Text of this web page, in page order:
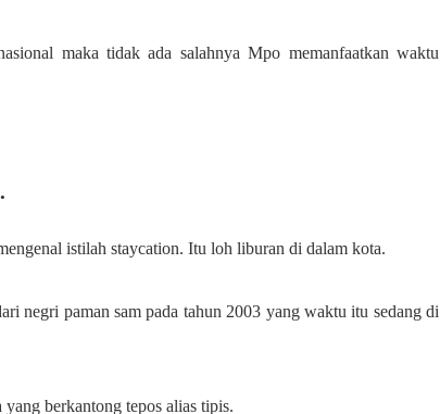
maka tidak ada salahnya Mpo memanfaatkan waktu
istilah staycation. Itu loh liburan di dalam kota.
negri paman sam pada tahun 2003 yang waktu itu sedang di
berkantong tepos alias tipis.